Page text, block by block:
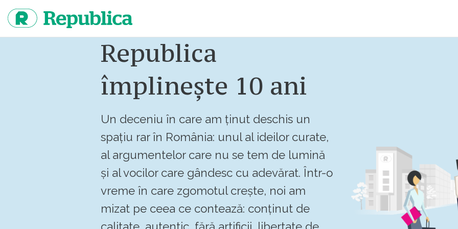
continut
Republica
împlinește 10 ani
Un deceniu în care am ținut deschis un
spațiu rar în România: unul al ideilor curate,
al argumentelor care nu se tem de lumină
și al vocilor care gândesc cu adevărat. Într-o
vreme în care zgomotul crește, noi am
mizat pe ceea ce contează: conținut de